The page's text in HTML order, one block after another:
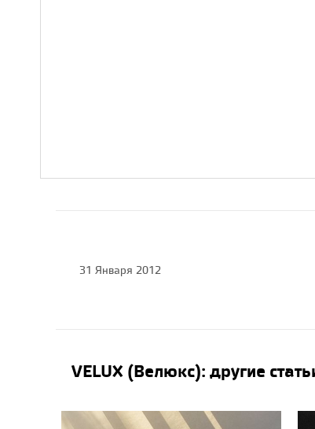
31 Января 2012
VELUX (Велюкс): другие